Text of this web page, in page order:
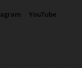
YouTube